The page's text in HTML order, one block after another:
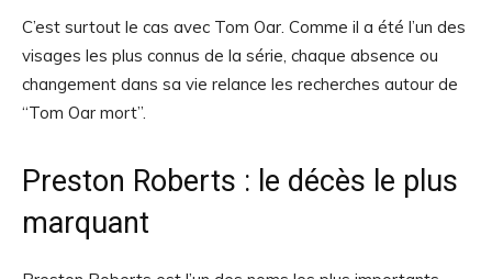
C’est surtout le cas avec Tom Oar. Comme il a été l’un des
visages les plus connus de la série, chaque absence ou
changement dans sa vie relance les recherches autour de
“Tom Oar mort”.
Preston Roberts : le décès le plus
marquant